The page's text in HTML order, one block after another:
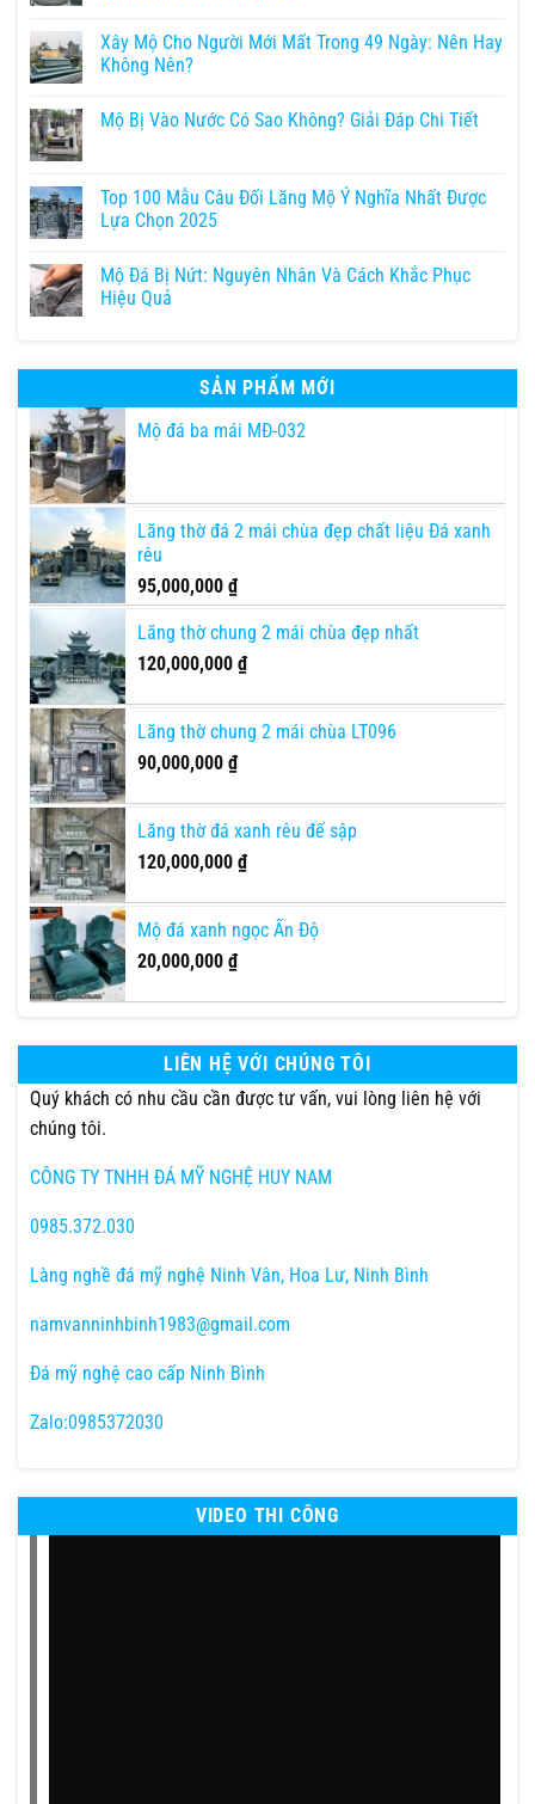
Xây Mộ Cho Người Mới Mất Trong 49 Ngày: Nên Hay
Không Nên?
Mộ Bị Vào Nước Có Sao Không? Giải Đáp Chi Tiết
Top 100 Mẫu Câu Đối Lăng Mộ Ý Nghĩa Nhất Được
Lựa Chọn 2025
Mộ Đá Bị Nứt: Nguyên Nhân Và Cách Khắc Phục
Hiệu Quả
SẢN PHẨM MỚI
Mộ đá ba mái MĐ-032
Lăng thờ đá 2 mái chùa đẹp chất liệu Đá xanh
rêu
95,000,000 ₫
Lăng thờ chung 2 mái chùa đẹp nhất
120,000,000 ₫
Lăng thờ chung 2 mái chùa LT096
90,000,000 ₫
Lăng thờ đá xanh rêu đế sập
120,000,000 ₫
Mộ đá xanh ngọc Ấn Độ
20,000,000 ₫
LIÊN HỆ VỚI CHÚNG TÔI
Quý khách có nhu cầu cần được tư vấn, vui lòng liên hệ với
chúng tôi.
CÔNG TY TNHH ĐÁ MỸ NGHỆ HUY NAM
0985.372.030
Làng nghề đá mỹ nghệ Ninh Vân, Hoa Lư, Ninh Bình
namvanninhbinh1983@gmail.com
Đá mỹ nghệ cao cấp Ninh Bình
Zalo:0985372030
VIDEO THI CÔNG